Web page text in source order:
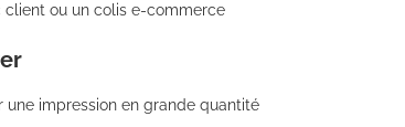
client ou un colis e-commerce
une impression en grande quantité